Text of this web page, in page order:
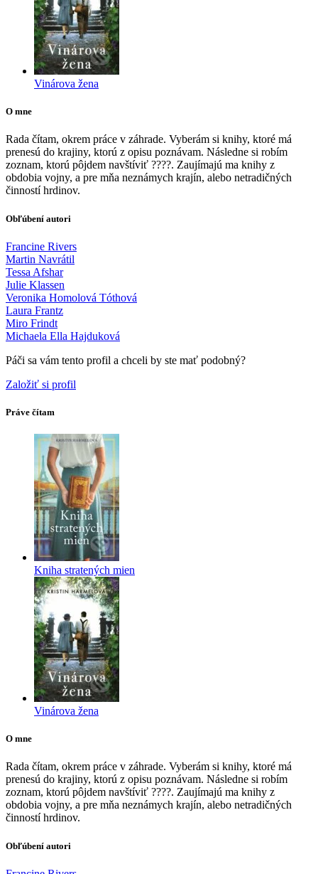
Vinárova žena
O mne
Rada čítam, okrem práce v záhrade. Vyberám si knihy, ktoré má
prenesú do krajiny, ktorú z opisu poznávam. Následne si robím
zoznam, ktorú pôjdem navštíviť ????. Zaujímajú ma knihy z
obdobia vojny, a pre mňa neznámych krajín, alebo netradičných
činností hrdinov.
Obľúbení autori
Francine Rivers
Martin Navrátil
Tessa Afshar
Julie Klassen
Veronika Homolová Tóthová
Laura Frantz
Miro Frindt
Michaela Ella Hajduková
Páči sa vám tento profil a chceli by ste mať podobný?
Založiť si profil
Práve čítam
Kniha stratených mien
Vinárova žena
O mne
Rada čítam, okrem práce v záhrade. Vyberám si knihy, ktoré má
prenesú do krajiny, ktorú z opisu poznávam. Následne si robím
zoznam, ktorú pôjdem navštíviť ????. Zaujímajú ma knihy z
obdobia vojny, a pre mňa neznámych krajín, alebo netradičných
činností hrdinov.
Obľúbení autori